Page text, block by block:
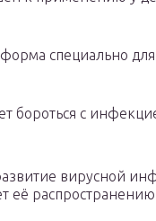
специально
бороться с
вирусной
её